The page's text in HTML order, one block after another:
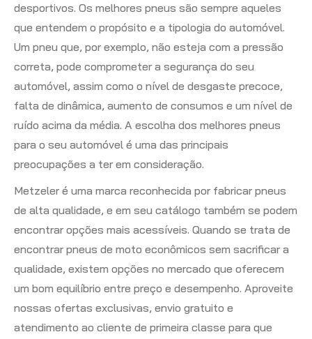
desportivos. Os melhores pneus são sempre aqueles
que entendem o propósito e a tipologia do automóvel.
Um pneu que, por exemplo, não esteja com a pressão
correta, pode comprometer a segurança do seu
automóvel, assim como o nível de desgaste precoce,
falta de dinâmica, aumento de consumos e um nível de
ruído acima da média. A escolha dos melhores pneus
para o seu automóvel é uma das principais
preocupações a ter em consideração.
Metzeler é uma marca reconhecida por fabricar pneus
de alta qualidade, e em seu catálogo também se podem
encontrar opções mais acessíveis. Quando se trata de
encontrar pneus de moto econômicos sem sacrificar a
qualidade, existem opções no mercado que oferecem
um bom equilíbrio entre preço e desempenho. Aproveite
nossas ofertas exclusivas, envio gratuito e
atendimento ao cliente de primeira classe para que